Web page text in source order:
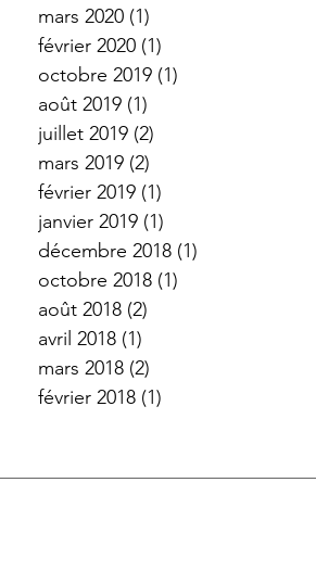
mars 2020 (1)
février 2020 (1)
octobre 2019 (1)
août 2019 (1)
juillet 2019 (2)
mars 2019 (2)
février 2019 (1)
janvier 2019 (1)
décembre 2018 (1)
octobre 2018 (1)
août 2018 (2)
avril 2018 (1)
mars 2018 (2)
février 2018 (1)